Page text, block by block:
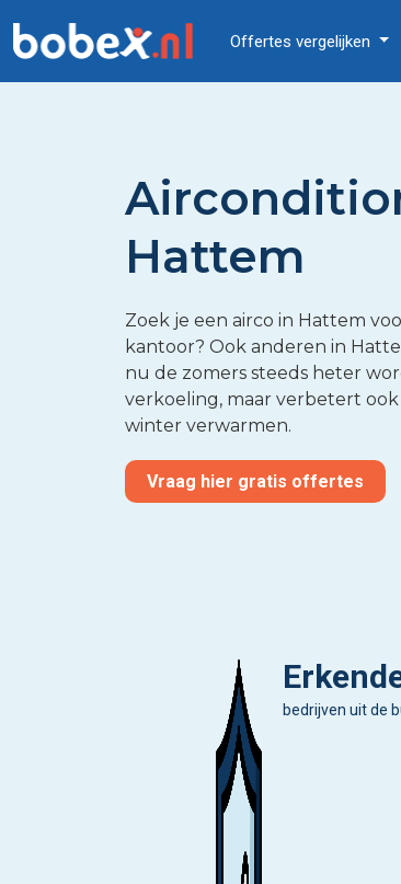
Offertes vergelijken
Hattem
Zoek je een airco in Hattem
kantoor? Ook anderen in
nu de zomers steeds heter
verkoeling, maar verbetert
winter verwarmen.
Vraag hier gratis offertes
bedrijven uit de